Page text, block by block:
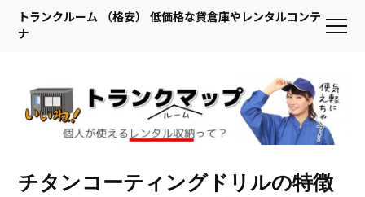
トランクルーム （格安） 低価格な貸倉庫やレンタルコンテ
ナ
チタンコーティングドリルの特徴